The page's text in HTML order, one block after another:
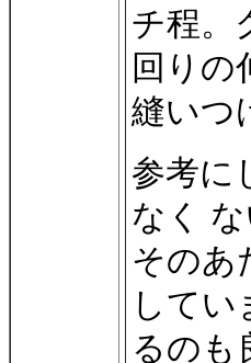
チ程。
回りの
縫いつ
参考に
なく
そのあ
してい
るのも